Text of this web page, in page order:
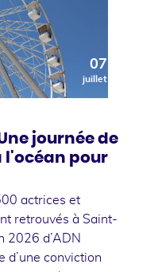
07
juillet
journée de
l'océan pour
actrices et
retrouvés à Saint-
2026 d’ADN
d’une conviction